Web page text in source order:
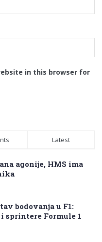
in this browser for
Latest
agonije, HMS ima
bodovanja u F1:
sprintere Formule 1